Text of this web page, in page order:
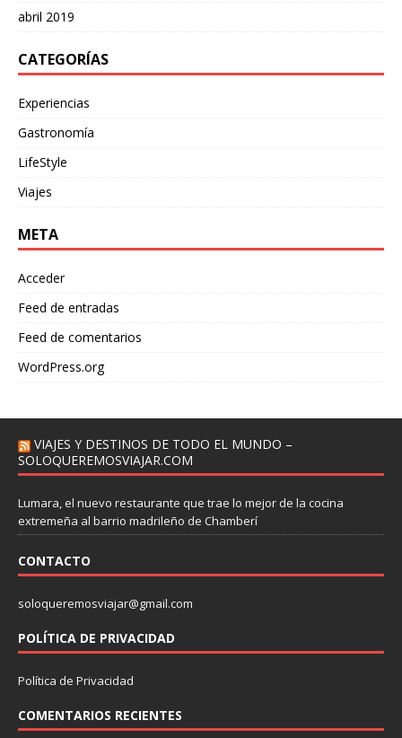
abril 2019
CATEGORÍAS
Experiencias
Gastronomía
LifeStyle
Viajes
META
Acceder
Feed de entradas
Feed de comentarios
WordPress.org
VIAJES Y DESTINOS DE TODO EL MUNDO –
SOLOQUEREMOSVIAJAR.COM
Lumara, el nuevo restaurante que trae lo mejor de la cocina
extremeña al barrio madrileño de Chamberí
CONTACTO
soloqueremosviajar@gmail.com
POLÍTICA DE PRIVACIDAD
Política de Privacidad
COMENTARIOS RECIENTES